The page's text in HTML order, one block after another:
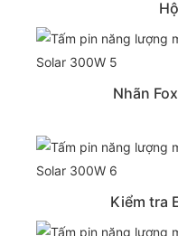
Nhãn
Kiểm tra